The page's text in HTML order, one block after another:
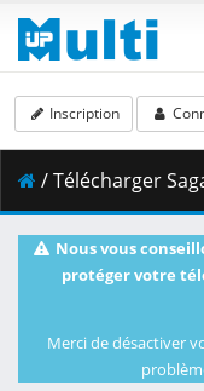
Inscription
/ Télécharger Saga of Tanya the Evil
Nous vous
protéger votre
Merci de désactiver